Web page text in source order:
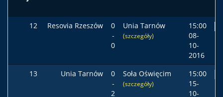
12 Resovia Rzeszów
0
-
0
Unia Tarnów
(szczegóły)
15:00
08-
10-
2016
13 Unia Tarnów
0
-
2
Soła Oświęcim
(szczegóły)
15:00
15-
10-